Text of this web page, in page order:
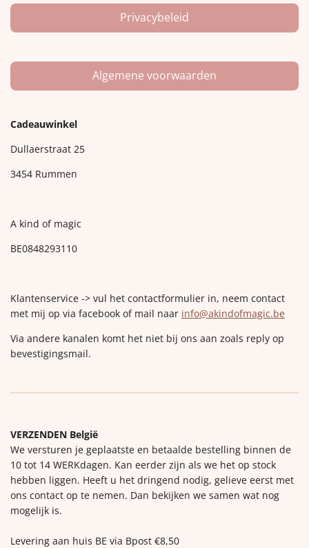
Privacybeleid
Algemene voorwaarden
Cadeauwinkel
Dullaerstraat 25
3454 Rummen
A kind of magic
BE0848293110
Klantenservice -> vul het contactformulier in, neem contact
met mij op via facebook of mail naar info@akindofmagic.be
Via andere kanalen komt het niet bij ons aan zoals reply op
bevestigingsmail.
VERZENDEN België
We versturen je geplaatste en betaalde bestelling binnen de
10 tot 14 WERKdagen. Kan eerder zijn als we het op stock
hebben liggen. Heeft u het dringend nodig, gelieve eerst met
ons contact op te nemen. Dan bekijken we samen wat nog
mogelijk is.
Levering aan huis BE via Bpost €8,50